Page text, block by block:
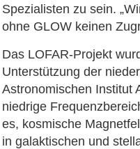
Spezialisten zu sein.
ohne GLOW keinen
Das LOFAR-Projekt
Unterstützung der
Astronomischen Institut
niedrige
es, kosmische
in galaktischen und